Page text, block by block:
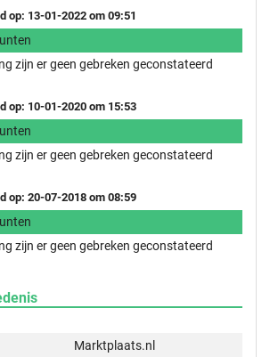
op: 13-01-2022 om 09:51
zijn er geen gebreken geconstateerd
op: 10-01-2020 om 15:53
zijn er geen gebreken geconstateerd
op: 20-07-2018 om 08:59
zijn er geen gebreken geconstateerd
Marktplaats.nl